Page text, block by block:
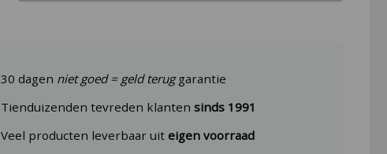
30 dagen niet goed = geld teruggarantie
Tienduizenden tevreden klantensinds 1991
Veel producten leverbaar uiteigen voorraad